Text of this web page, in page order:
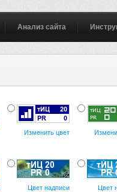
Анализ сайта
Изменить цвет
Цвет надписи Цвет